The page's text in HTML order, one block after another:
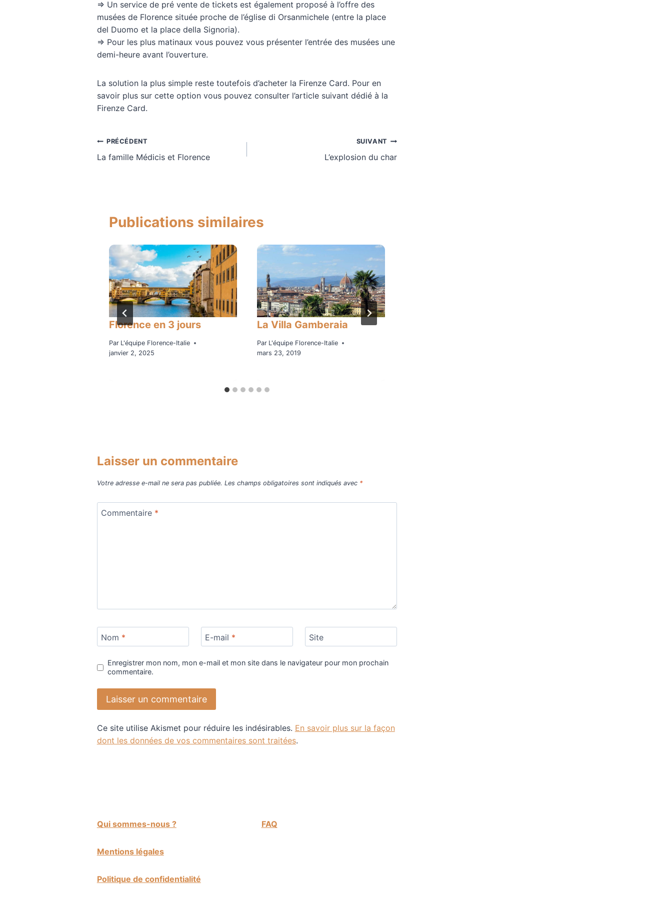
=> Un service de pré vente de tickets est également proposé à l’offre des
musées de Florence située proche de l’église di Orsanmichele (entre la place
del Duomo et la place della Signoria).
=> Pour les plus matinaux vous pouvez vous présenter l’entrée des musées une
demi-heure avant l’ouverture.
La solution la plus simple reste toutefois d’acheter la Firenze Card. Pour en
savoir plus sur cette option vous pouvez consulter l’article suivant dédié à la
Firenze Card.
Navigation
de
PRÉCÉDENT
La famille Médicis et Florence
SUIVANT
L’explosion du char
Publications similaires
Florence en 3 jours
Par L'équipe Florence-Italie
janvier 2, 2025
La Villa Gamberaia
Par L'équipe Florence-Italie
mars 23, 2019
Laisser un commentaire
Votre adresse e-mail ne sera pas publiée. Les champs obligatoires sont indiqués avec *
Commentaire *
Nom * E-mail * Site
Enregistrer mon nom, mon e-mail et mon site dans le navigateur pour mon prochain
commentaire.
Ce site utilise Akismet pour réduire les indésirables. En savoir plus sur la façon
dont les données de vos commentaires sont traitées.
Qui sommes-nous ?
Mentions légales
Politique de confidentialité
FAQ